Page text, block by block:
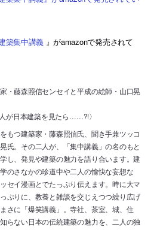
築集中講義 』がamazonで発売されて
・藤森照信センセイと平成の絵師・山口晃
人が日本建築を見たら……?!〉
もつ建築家・藤森照信氏、聞き手兼ツッコ
氏。その二人が、「集中講義」の名のもと
し、発見や建築の魅力を語り合います。建
のさなかの珍道中や二人の愉快な妄想な
セイ漫画とでたっぷり伝えます。時に大マ
ぷりに、教養と雑談を交じえつつ繰り広げ
さに「爆笑講義」。寺社、茶室、城、住
ない日本の伝統建築の魅力を、二人の独